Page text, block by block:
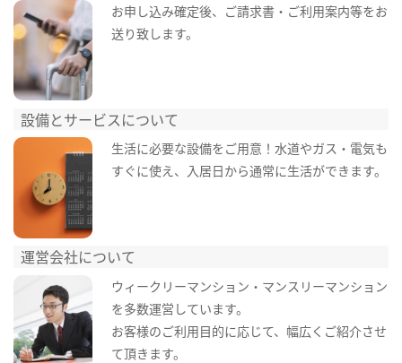
お申し込み確定後、ご請求書・ご利用案内等をお
送り致します。
設備とサービスについて
生活に必要な設備をご用意！水道やガス・電気も
すぐに使え、入居日から通常に生活ができます。
運営会社について
ウィークリーマンション・マンスリーマンション
を多数運営しています。
お客様のご利用目的に応じて、幅広くご紹介させ
て頂きます。